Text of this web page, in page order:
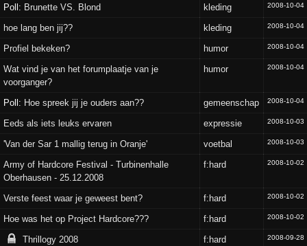
Poll: Brunette VS. Blond kleding 2008-10-04
hoe lang ben jij?? kleding 2008-10-04
Profiel bekeken? humor 2008-10-04
Wat vind je van het forumplaatje van je
voorganger?
humor 2008-10-04
Poll: Hoe spreek jij je ouders aan?? gemeenschap 2008-10-04
Eeds als iets leuks ervaren expressie 2008-10-03
'Van der Sar 1 mallig terug in Oranje' voetbal 2008-10-03
Army of Hardcore Festival - Turbinenhalle
Oberhausen - 25.12.2008
f:hard 2008-10-02
Verste feest waar je geweest bent? f:hard 2008-10-02
Hoe was het op Project Hardcore??? f:hard 2008-10-02
Thrillogy 2008 f:hard 2008-09-28